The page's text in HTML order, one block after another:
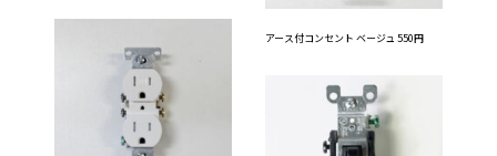
アース付コンセント ベージュ 550円